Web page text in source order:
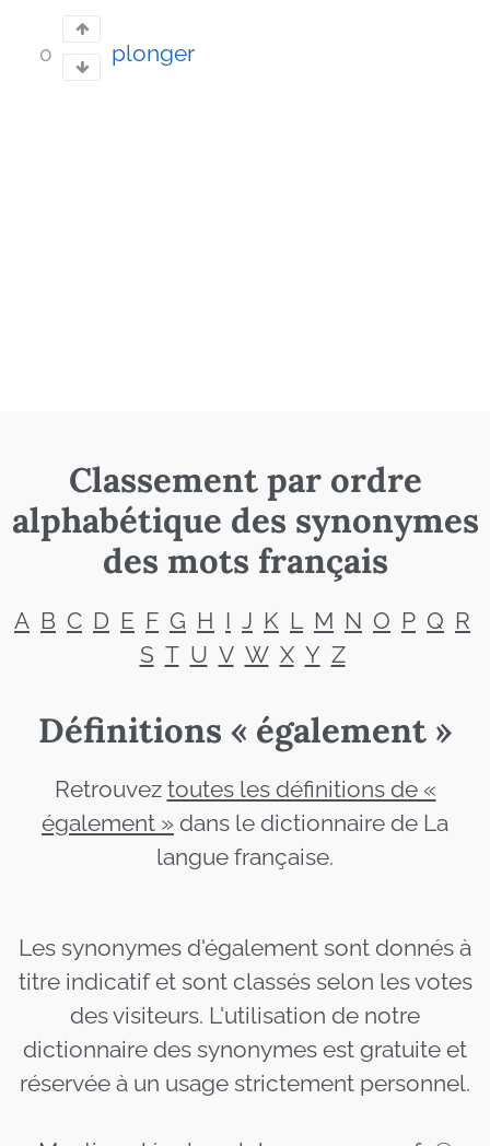
0 plonger
Classement par ordre
alphabétique des synonymes
des mots français
A B C D E F G H I J K L M N O P Q R
S T U V W X Y Z
Définitions « également »
Retrouvez toutes les définitions de «
également » dans le dictionnaire de La
langue française.
Les synonymes d'également sont donnés à
titre indicatif et sont classés selon les votes
des visiteurs. L'utilisation de notre
dictionnaire des synonymes est gratuite et
réservée à un usage strictement personnel.